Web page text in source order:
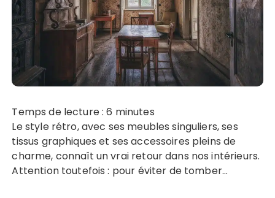
Temps de lecture :6 minutes
Le style rétro, avec ses meubles singuliers, ses
tissus graphiques et ses accessoires pleins de
charme, connaît un vrai retour dans nos intérieurs.
Attention toutefois : pour éviter de tomber…